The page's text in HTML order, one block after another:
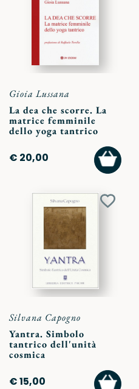
Gioia Lussana
La dea che scorre. La
matrice femminile
dello yoga tantrico
€ 20,00
AL
Silvana Capogno
Yantra. Simbolo
tantrico dell'unità
cosmica
€ 15,00